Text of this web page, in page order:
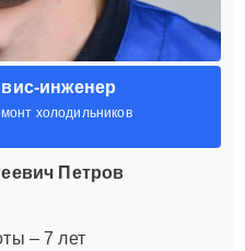
инженер
холодильников
Петров
– 7 лет